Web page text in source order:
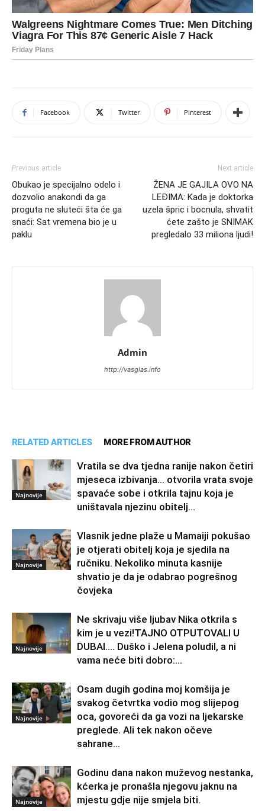
Facebook Twitter Pinterest
Previous article
Obukao je specijalno odelo i
dozvolio anakondi da ga
proguta ne sluteći šta će ga
snaći: Sat vremena bio je u
paklu
Next article
ŽENA JE GAJILA OVO NA
LEĐIMA: Kada je doktorka
uzela špric i bocnula, shvatit
ćete zašto je SNIMAK
pregledalo 33 miliona ljudi!
Admin
http://vasglas.info
RELATED ARTICLES MORE FROM AUTHOR
Najnovije
Vratila se dva tjedna ranije nakon četiri
mjeseca izbivanja… otvorila vrata svoje
spavaće sobe i otkrila tajnu koja je
uništavala njezinu obitelj…
Najnovije
Vlasnik jedne plaže u Mamaiji pokušao
je otjerati obitelj koja je sjedila na
ručniku. Nekoliko minuta kasnije
shvatio je da je odabrao pogrešnog
čovjeka
Najnovije
Ne skrivaju više ljubav Nika otkrila s
kim je u vezi!TAJNO OTPUTOVALI U
DUBAI…. Duško i Jelena poludil, a ni
vama neće biti dobro:...
Najnovije
Osam dugih godina moj komšija je
svakog četvrtka vodio mog slijepog
oca, govoreći da ga vozi na ljekarske
preglede. Ali tek nakon očeve
sahrane...
Najnovije
Godinu dana nakon muževog nestanka,
kćerka je pronašla njegovu jaknu na
mjestu gdje nije smjela biti.